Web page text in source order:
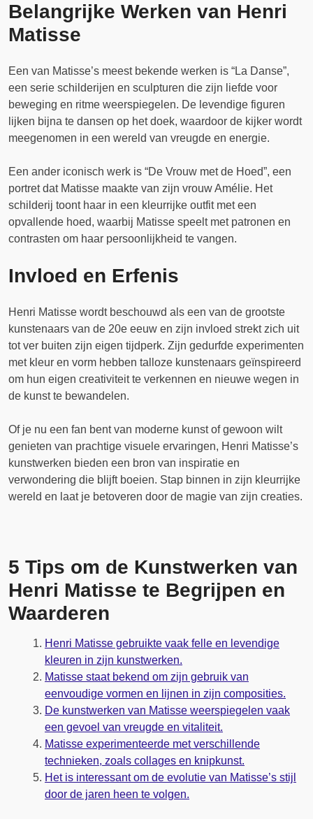
Belangrijke Werken van Henri
Matisse
Een van Matisse’s meest bekende werken is “La Danse”,
een serie schilderijen en sculpturen die zijn liefde voor
beweging en ritme weerspiegelen. De levendige figuren
lijken bijna te dansen op het doek, waardoor de kijker wordt
meegenomen in een wereld van vreugde en energie.
Een ander iconisch werk is “De Vrouw met de Hoed”, een
portret dat Matisse maakte van zijn vrouw Amélie. Het
schilderij toont haar in een kleurrijke outfit met een
opvallende hoed, waarbij Matisse speelt met patronen en
contrasten om haar persoonlijkheid te vangen.
Invloed en Erfenis
Henri Matisse wordt beschouwd als een van de grootste
kunstenaars van de 20e eeuw en zijn invloed strekt zich uit
tot ver buiten zijn eigen tijdperk. Zijn gedurfde experimenten
met kleur en vorm hebben talloze kunstenaars geïnspireerd
om hun eigen creativiteit te verkennen en nieuwe wegen in
de kunst te bewandelen.
Of je nu een fan bent van moderne kunst of gewoon wilt
genieten van prachtige visuele ervaringen, Henri Matisse’s
kunstwerken bieden een bron van inspiratie en
verwondering die blijft boeien. Stap binnen in zijn kleurrijke
wereld en laat je betoveren door de magie van zijn creaties.
5 Tips om de Kunstwerken van
Henri Matisse te Begrijpen en
Waarderen
Henri Matisse gebruikte vaak felle en levendige
kleuren in zijn kunstwerken.
Matisse staat bekend om zijn gebruik van
eenvoudige vormen en lijnen in zijn composities.
De kunstwerken van Matisse weerspiegelen vaak
een gevoel van vreugde en vitaliteit.
Matisse experimenteerde met verschillende
technieken, zoals collages en knipkunst.
Het is interessant om de evolutie van Matisse’s stijl
door de jaren heen te volgen.